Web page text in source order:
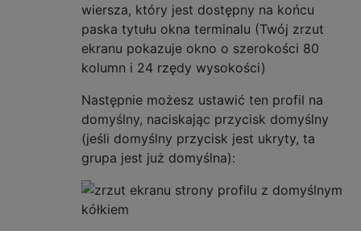
wiersza, który jest dostępny na końcu
paska tytułu okna terminalu (Twój zrzut
ekranu pokazuje okno o szerokości 80
kolumn i 24 rzędy wysokości)
Następnie możesz ustawić ten profil na
domyślny, naciskając przycisk domyślny
(jeśli domyślny przycisk jest ukryty, ta
grupa jest już domyślna):